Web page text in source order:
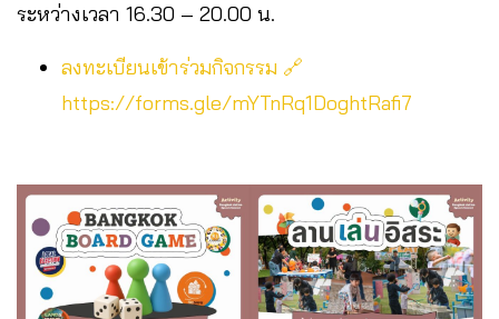
ระหว่างเวลา 16.30 – 20.00 น.
ลงทะเบียนเข้าร่วมกิจกรรม 🔗
https://forms.gle/mYTnRq1DoghtRafi7